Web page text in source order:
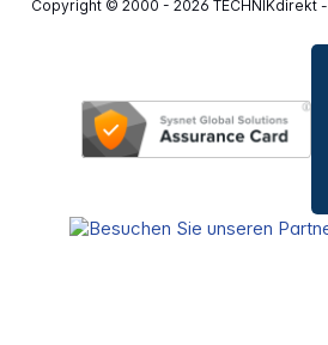
Copyright © 2000 - 2026 TECHNIKdirekt